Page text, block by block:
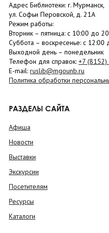
Адрес Библиотеки: г. Мурманск,
ул. Софьи Перовской, д. 21А
Режим работы:
Вторник – пятница: с 10:00 до
Суббота – воскресенье: c 12:00
Выходной день – понедельник
Телефон для справок: +7 (8152)
E-mail: ruslib@mgounb.ru
Политика обработки
РАЗДЕЛЫ САЙТА
Афиша
Новости
Выставки
Экскурсии
Посетителям
Ресурсы
Каталоги